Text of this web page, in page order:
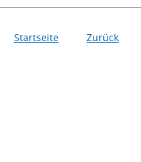
Startseite Zurück